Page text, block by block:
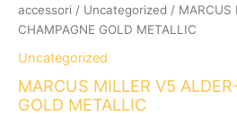
accessori / Uncategorized / MARCUS
CHAMPAGNE GOLD METALLIC
Uncategorized
MARCUS MILLER V5
GOLD METALLIC
CHAMPAGNE
GOLD
quantità